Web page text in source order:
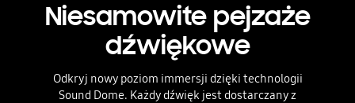
Niesamowite pejzaże
dźwiękowe
Odkryj nowy poziom immersji dzięki technologii
Sound Dome. Każdy dźwięk jest dostarczany z